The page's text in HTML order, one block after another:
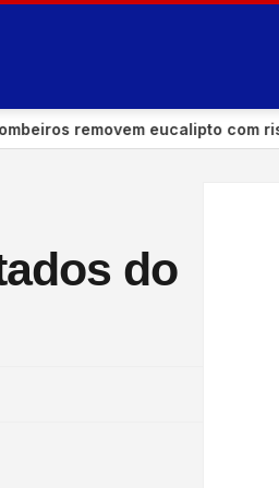
removem eucalipto com risco
do